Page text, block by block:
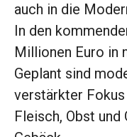
auch in die
In den
Millionen Euro in
Geplant sind
verstärkter
Fleisch, Obst